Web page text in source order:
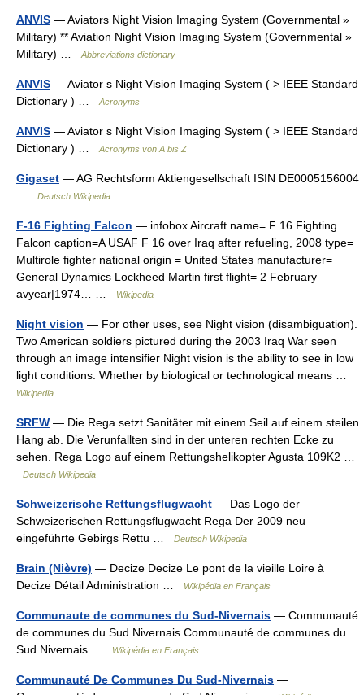
ANVIS — Aviators Night Vision Imaging System (Governmental »
Military) ** Aviation Night Vision Imaging System (Governmental »
Military) …
Abbreviations dictionary
ANVIS — Aviator s Night Vision Imaging System ( > IEEE Standard
Dictionary ) …
Acronyms
ANVIS — Aviator s Night Vision Imaging System ( > IEEE Standard
Dictionary ) …
Acronyms von A bis Z
Gigaset — AG Rechtsform Aktiengesellschaft ISIN DE0005156004
Deutsch Wikipedia
F-16 Fighting Falcon — infobox Aircraft name= F 16 Fighting
Falcon caption=A USAF F 16 over Iraq after refueling, 2008 type=
Multirole fighter national origin = United States manufacturer=
General Dynamics Lockheed Martin first flight= 2 February
avyear|1974… …
Wikipedia
Night vision — For other uses, see Night vision (disambiguation).
Two American soldiers pictured during the 2003 Iraq War seen
through an image intensifier Night vision is the ability to see in low
light conditions. Whether by biological or technological means …
Wikipedia
SRFW — Die Rega setzt Sanitäter mit einem Seil auf einem steilen
Hang ab. Die Verunfallten sind in der unteren rechten Ecke zu
sehen. Rega Logo auf einem Rettungshelikopter Agusta 109K2 …
Deutsch Wikipedia
Schweizerische Rettungsflugwacht — Das Logo der
Schweizerischen Rettungsflugwacht Rega Der 2009 neu
eingeführte Gebirgs Rettu …
Deutsch Wikipedia
Brain (Nièvre) — Decize Decize Le pont de la vieille Loire à
Decize Détail Administration …
Wikipédia en Français
Communaute de communes du Sud-Nivernais — Communauté
de communes du Sud Nivernais Communauté de communes du
Sud Nivernais …
Wikipédia en Français
Communauté De Communes Du Sud-Nivernais —